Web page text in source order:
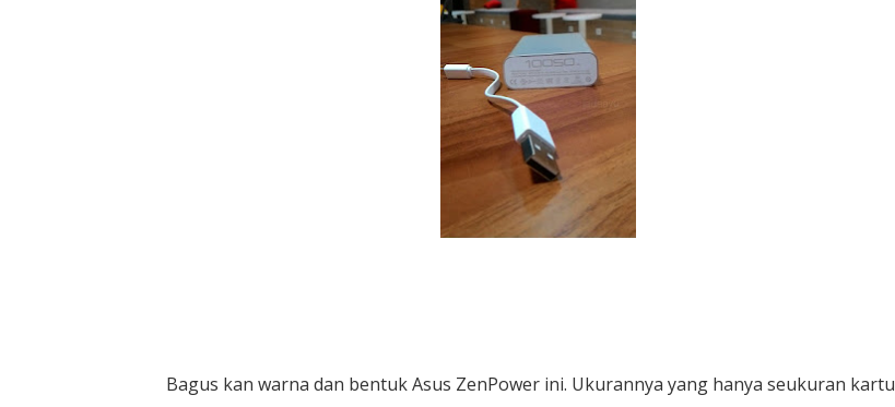
Bagus kan warna dan bentuk Asus ZenPower ini. Ukurannya yang hanya seukuran kartu